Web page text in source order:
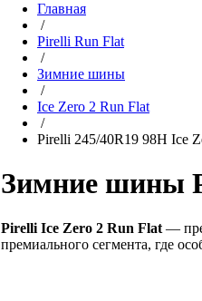
Главная
/
Pirelli Run Flat
/
Зимние шины
/
Ice Zero 2 Run Flat
/
Pirelli 245/40R19 98H Ice
Зимние шины
Pirelli Ice Zero 2 Run Flat —
премиального сегмента, где